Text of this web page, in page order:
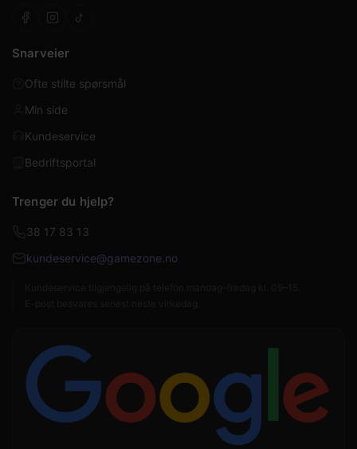
Snarveier
Ofte stilte spørsmål
Min side
Kundeservice
Bedriftsportal
Trenger du hjelp?
38 17 83 13
kundeservice@gamezone.no